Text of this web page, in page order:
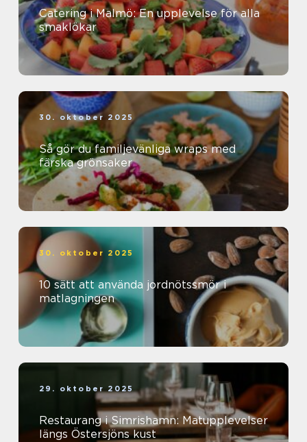
Catering i Malmö: En upplevelse för alla
smaklökar
30. oktober 2025
Så gör du familjevänliga wraps med
färska grönsaker
30. oktober 2025
10 sätt att använda jordnötssmör i
matlagningen
29. oktober 2025
Restaurang i Simrishamn: Matupplevelser
längs Östersjöns kust